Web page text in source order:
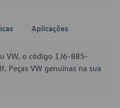
Aplicações
VW, o código 1J6-885-
Peças VW genuínas na sua